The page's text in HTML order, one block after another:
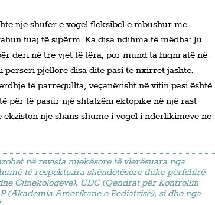
një shufër e vogël fleksibël e mbushur me
tuaj të sipërm. Ka disa ndihma të mëdha: Ju
deri në tre vjet të tëra, por mund ta hiqni atë në
përsëri pjellore disa ditë pasi të nxirret jashtë.
të parregullta, veçanërisht në vitin pasi është
për të pasur një shtatzëni ektopike në një rast
një shans shumë i vogël i ndërlikimeve në
në revista mjekësore të vlerësuara nga
të respektuara shëndetësore duke përfshirë
Gjinekologëve), CDC (Qendrat për Kontrollin
(Akademia Amerikane e Pediatrisë), si dhe nga